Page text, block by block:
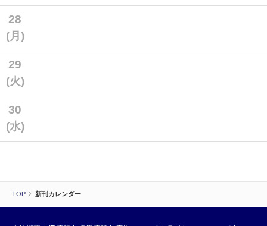
TOP 新刊カレンダー
28
(月)
29
(火)
30
(水)